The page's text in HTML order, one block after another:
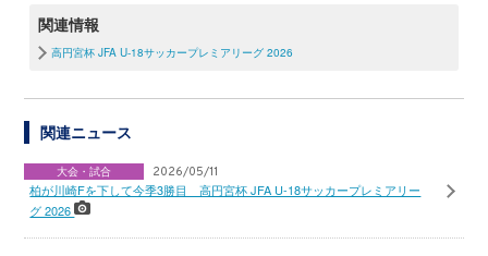
関連情報
高円宮杯 JFA U-18サッカープレミアリーグ 2026
関連ニュース
大会・試合 2026/05/11
柏が川崎Fを下して今季3勝目 高円宮杯 JFA U-18サッカープレミアリー
グ 2026